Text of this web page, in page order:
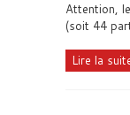
Attention,
(soit 44
Lire la